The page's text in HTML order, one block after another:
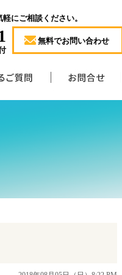
にご相談ください。
無料でお問い合わせ